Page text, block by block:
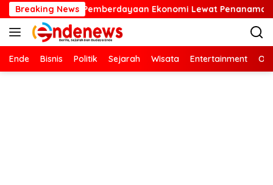
Langsung
ke
konten
Breaking NewsEkonomi Lewat Penanaman Bibit Kopi
Ende Bisnis Politik Sejarah Wisata Entertainment